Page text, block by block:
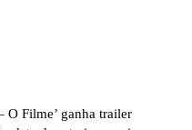
O Filme’ ganha trailer